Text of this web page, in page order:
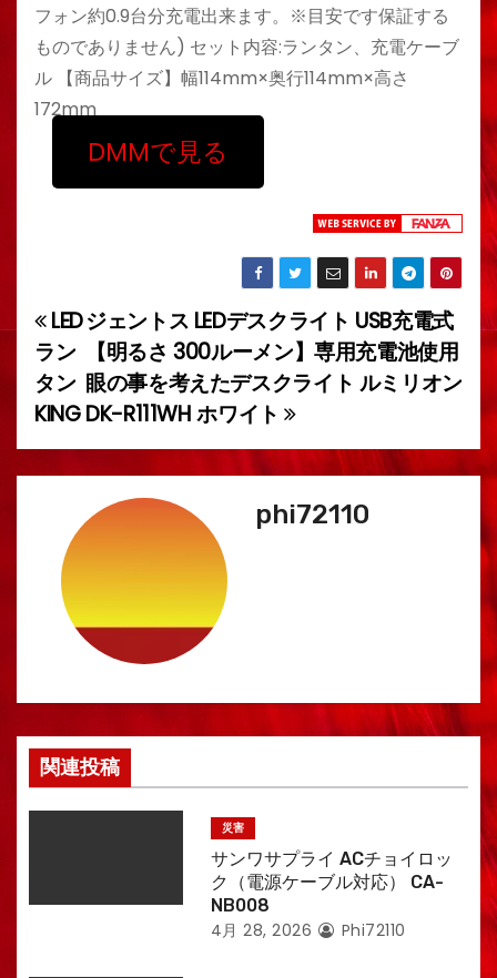
フォン約0.9台分充電出来ます。※目安です保証する
ものでありません) セット内容:ランタン、充電ケーブ
ル 【商品サイズ】幅114mm×奥行114mm×高さ
172mm
DMMで見る
投
稿
ナ
ビ
ー
シ
ン
ジェントス LEDデスクライト USB充電式
【明るさ 300ルーメン】専用充電池使用
眼の事を考えたデスクライト ルミリオン
DK-R111WH ホワイト
LED
ラン
タン
KING
phi72110
関連投稿
災害
サンワサプライ ACチョイロッ
ク（電源ケーブル対応） CA-
NB008
4月 28, 2026 Phi72110